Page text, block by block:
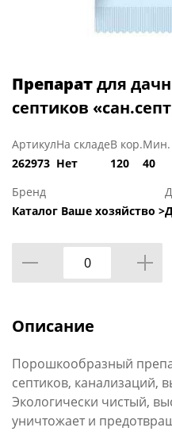
Препаратдля
септиков
Артикул
262973
На складе
Нет
В кор.
120
Мин.
40
Бренд
Каталог Ваше хозяйство >
Описание
Порошкообразный
септиков, канализаций,
Экологически чистый,
уничтожает и